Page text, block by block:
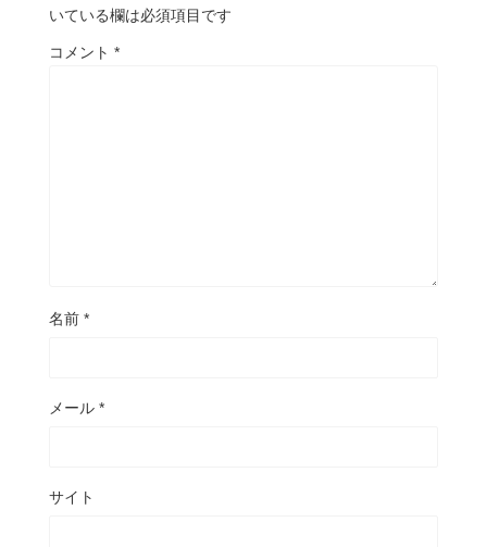
いている欄は必須項目です
コメント *
名前 *
メール *
サイト